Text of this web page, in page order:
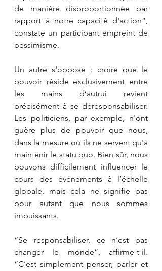
de manière disproportionnée par
rapport à notre capacité d'action”,
constate un participant empreint de
pessimisme.
Un autre s'oppose : croire que le
pouvoir réside exclusivement entre
les mains d’autrui revient
précisément à se déresponsabiliser.
Les politiciens, par exemple, n'ont
guère plus de pouvoir que nous,
dans la mesure où ils ne servent qu'à
maintenir le statu quo. Bien sûr, nous
pouvons difficilement influencer le
cours des événements à l’échelle
globale, mais cela ne signifie pas
pour autant que nous sommes
impuissants.
“Se responsabiliser, ce n’est pas
changer le monde”, affirme-t-il.
“C’est simplement penser, parler et